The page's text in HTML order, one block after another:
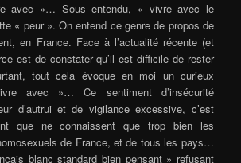
avec »… Sous entendu, « vivre avec le
« peur ». On entend ce genre de propos de
en France. Face à l’actualité récente (et
est de constater qu’il est difficile de rester
tout cela évoque en moi un curieux
avec »… Ce sentiment d’insécurité
d’autrui et de vigilance excessive, c’est
que ne connaissent que trop bien les
de France, et de tous les pays…
blanc standard bien pensant » refusant